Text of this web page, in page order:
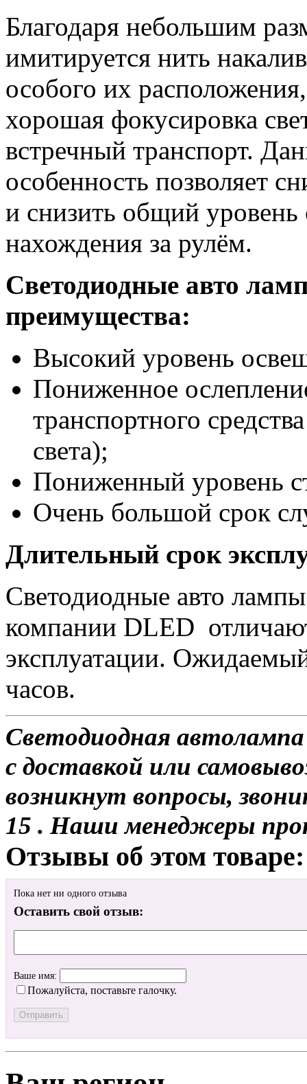
Благодаря небольшим
имитируется нить
особого их
хорошая фокусировка
встречный транспорт.
особенность позволяет
и снизить общий уровень
нахождения за рулём.
Светодиодные авто
преимущества:
Высокий уровень
Пониженное
транспортного
света);
Пониженный уровень
Очень большой срок
Длительный срок
Светодиодные авто
компании DLED
эксплуатации.
часов.
Светодиодная
с доставкой или
возникнут вопросы,
15 . Наши менеджеры
Отзывы об этом товаре:
Пока нет ни одного отзыва
Оставить свой отзыв:
Ваше имя:
Пожалуйста, поставьте галочку.